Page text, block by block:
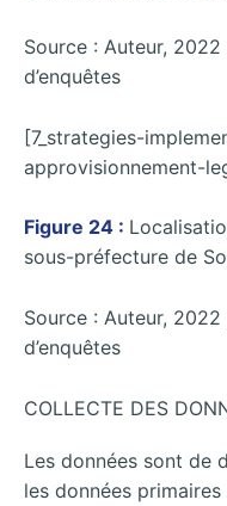
Source : Auteur,
d’enquêtes
[7_strategies-
approvisionnement-
Figure 24 :
sous-préfecture de
Source : Auteur,
d’enquêtes
COLLECTE DES
Les données sont de
les données